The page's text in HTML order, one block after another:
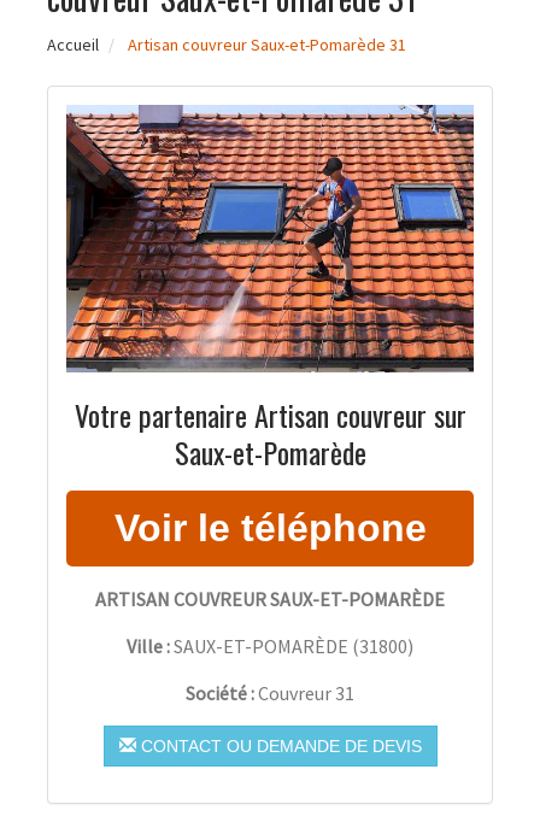
Accueil Artisan couvreur Saux-et-Pomarède 31
Votre partenaire Artisan couvreur sur
Saux-et-Pomarède
ARTISAN COUVREUR SAUX-ET-POMARÈDE
Ville :SAUX-ET-POMARÈDE (31800)
Société :Couvreur 31
CONTACT OU DEMANDE DE DEVIS